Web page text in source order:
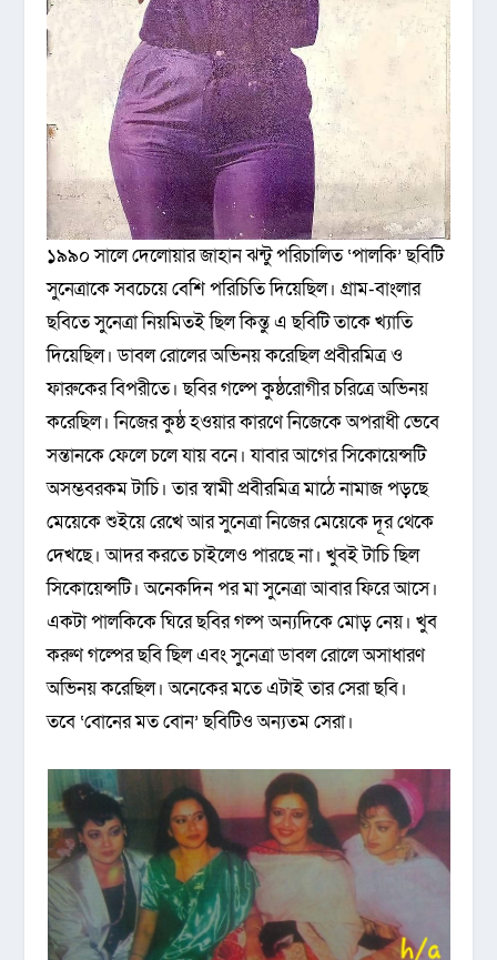
১৯৯০ সালে দেলোয়ার জাহান ঝন্টু পরিচালিত ‘পালকি’ ছবিটি
সুনেত্রাকে সবচেয়ে বেশি পরিচিতি দিয়েছিল। গ্রাম-বাংলার
ছবিতে সুনেত্রা নিয়মিতই ছিল কিন্তু এ ছবিটি তাকে খ্যাতি
দিয়েছিল। ডাবল রোলের অভিনয় করেছিল প্রবীরমিত্র ও
ফারুকের বিপরীতে। ছবির গল্পে কুষ্ঠরোগীর চরিত্রে অভিনয়
করেছিল। নিজের কুষ্ঠ হওয়ার কারণে নিজেকে অপরাধী ভেবে
সন্তানকে ফেলে চলে যায় বনে। যাবার আগের সিকোয়েন্সটি
অসম্ভবরকম টাচি। তার স্বামী প্রবীরমিত্র মাঠে নামাজ পড়ছে
মেয়েকে শুইয়ে রেখে আর সুনেত্রা নিজের মেয়েকে দূর থেকে
দেখছে। আদর করতে চাইলেও পারছে না। খুবই টাচি ছিল
সিকোয়েন্সটি। অনেকদিন পর মা সুনেত্রা আবার ফিরে আসে।
একটা পালকিকে ঘিরে ছবির গল্প অন্যদিকে মোড় নেয়। খুব
করুণ গল্পের ছবি ছিল এবং সুনেত্রা ডাবল রোলে অসাধারণ
অভিনয় করেছিল। অনেকের মতে এটাই তার সেরা ছবি।
তবে ‘বোনের মত বোন’ ছবিটিও অন্যতম সেরা।